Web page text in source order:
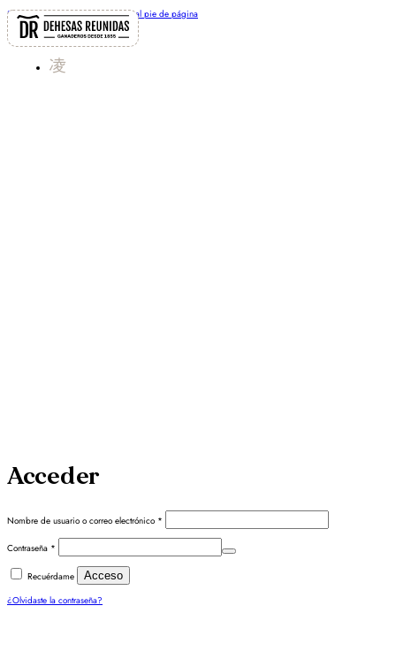
Saltar al contenido principal Saltar al pie de página
Acceder
Nombre de usuario o correo electrónico *
Contraseña *
Recuérdame
Acceso
¿Olvidaste la contraseña?